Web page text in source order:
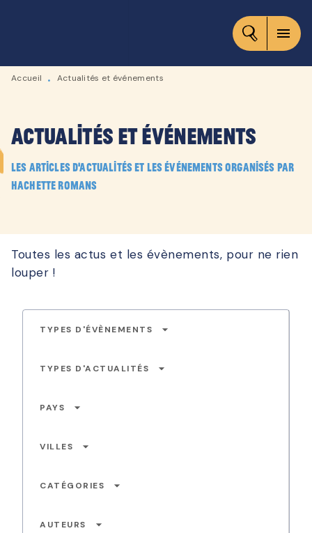
CONTENU
menu
Accueil • Actualités et événements
Actualités et événements
Les articles d'actualités et les événements organisés par
Hachette Romans
Toutes les actus et les évènements, pour ne rien
louper !
TYPES D'ÉVÈNEMENTS arrow_drop_down
TYPES D'ACTUALITÉS arrow_drop_down
PAYS arrow_drop_down
VILLES arrow_drop_down
CATÉGORIES arrow_drop_down
AUTEURS arrow_drop_down